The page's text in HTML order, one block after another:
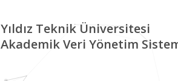
Yıldız Teknik Üniversitesi
Akademik Veri Yönetim